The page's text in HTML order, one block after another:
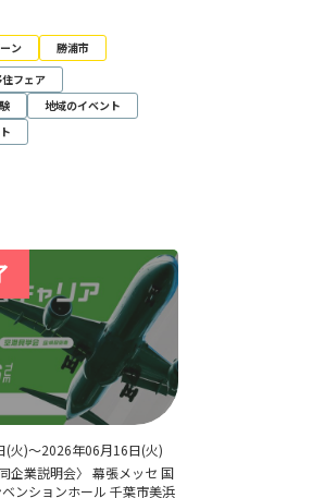
ン
勝浦市
フェア
地域のイベント
(火)～2026年06月16日(火)
企業説明会〉 幕張メッセ 国
ンションホール 千葉市美浜